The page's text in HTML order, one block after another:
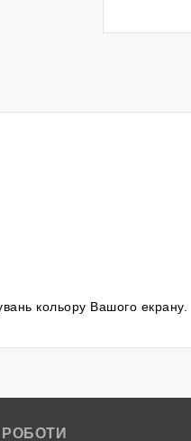
кольору Вашого екрану.